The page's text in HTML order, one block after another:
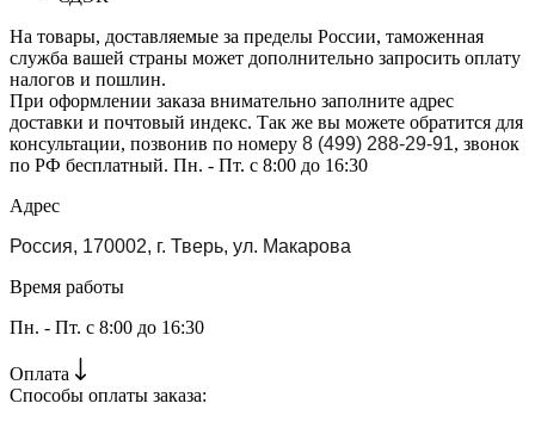
На товары, доставляемые за пределы России, таможенная
служба вашей страны может дополнительно запросить оплату
налогов и пошлин.
При оформлении заказа внимательно заполните адрес
доставки и почтовый индекс. Так же вы можете обратится для
консультации, позвонив по номеру 8 (499) 288-29-91, звонок
по РФ бесплатный. Пн. - Пт. с 8:00 до 16:30
Адрес
Россия, 170002, г. Тверь, ул. Макарова
Время работы
Пн. - Пт. с 8:00 до 16:30
Оплата
Способы оплаты заказа: